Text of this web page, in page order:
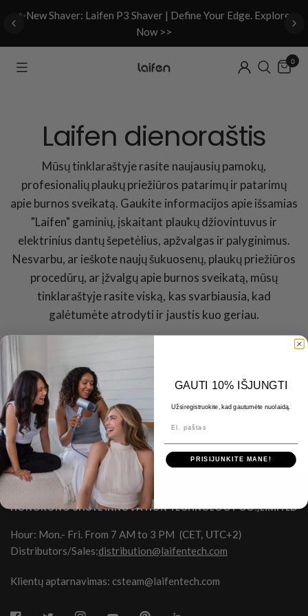
✨New Shaver: Laifen P3 Shaver | Define Your Edge. Explore
Now >>
0
Laifen dienoraštis
Mūsų tinklaraštyje rasite naujausių pamokų,
profesionalių plaukų priežiūros patarimų ir patarimų
apie burnos sveikatą. Gaukite informacijos apie išsamias
"Laifen" gaminių, įskaitant plaukų džiovintuvus ir
elektrinius dantų šepetėlius, apžvalgas ir palyginimus.
Nesvarbu, ar ieškote naujų šukuosenų, plaukų priežiūros
procedūrų, ar įžvalgų apie burnos sveikatą, mūsų
tinklaraštyje rasite viską, kas svarbiausia, kad
galėtumėte atrodyti ir jaustis kuo geriau.
HONGKONG SHUYE INNOVATION TECHNOLOGY CO.,LIMITED
Hour: Mon.- Fri. From 7 AM to 3 PM (CET, UTC+2)
Distributors/Sales:distribution@laifentech.com
Klientų aptarnavimas: csteam@laifentech.com
GAUTI 10% IŠJUNGTI
Užsiregistruokite, kad gautumėte nuolaidą.
PRISIJUNKITE MANE!